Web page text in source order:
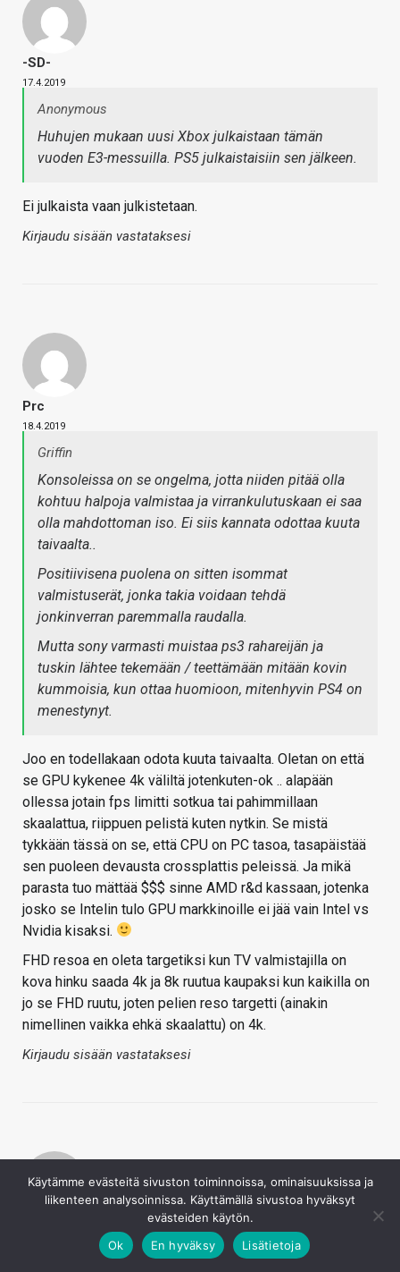
-SD-
17.4.2019
Anonymous
Huhujen mukaan uusi Xbox julkaistaan tämän
vuoden E3-messuilla. PS5 julkaistaisiin sen jälkeen.
Ei julkaista vaan julkistetaan.
Kirjaudu sisään vastataksesi
Prc
18.4.2019
Griffin
Konsoleissa on se ongelma, jotta niiden pitää olla
kohtuu halpoja valmistaa ja virrankulutuskaan ei saa
olla mahdottoman iso. Ei siis kannata odottaa kuuta
taivaalta..
Positiivisena puolena on sitten isommat
valmistuserät, jonka takia voidaan tehdä
jonkinverran paremmalla raudalla.
Mutta sony varmasti muistaa ps3 rahareijän ja
tuskin lähtee tekemään / teettämään mitään kovin
kummoisia, kun ottaa huomioon, mitenhyvin PS4 on
menestynyt.
Joo en todellakaan odota kuuta taivaalta. Oletan on että
se GPU kykenee 4k väliltä jotenkuten-ok .. alapään
ollessa jotain fps limitti sotkua tai pahimmillaan
skaalattua, riippuen pelistä kuten nytkin. Se mistä
tykkään tässä on se, että CPU on PC tasoa, tasapäistää
sen puoleen devausta crossplattis peleissä. Ja mikä
parasta tuo mättää $$$ sinne AMD r&d kassaan, jotenka
josko se Intelin tulo GPU markkinoille ei jää vain Intel vs
Nvidia kisaksi.
FHD resoa en oleta targetiksi kun TV valmistajilla on
kova hinku saada 4k ja 8k ruutua kaupaksi kun kaikilla on
jo se FHD ruutu, joten pelien reso targetti (ainakin
nimellinen vaikka ehkä skaalattu) on 4k.
Kirjaudu sisään vastataksesi
Käytämme evästeitä sivuston toiminnoissa, ominaisuuksissa ja
liikenteen analysoinnissa. Käyttämällä sivustoa hyväksyt
evästeiden käytön.
Ok
En hyväksy Lisätietoja